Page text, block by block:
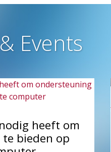
Events
heeft om
bieden op